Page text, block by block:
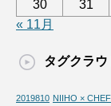
30
31
« 11月
タグクラウ
2019810 NIIHO ×